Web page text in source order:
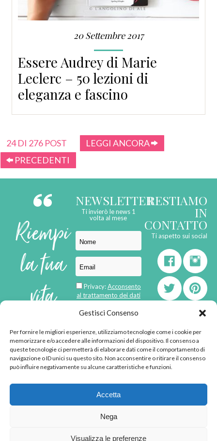
Gestisci Consenso
Per fornire le migliori esperienze, utilizziamo tecnologie come i cookie per
memorizzare e/o accedere alle informazioni del dispositivo. Il consenso a
queste tecnologie ci permetterà di elaborare dati come il comportamento di
navigazione o ID unici su questo sito. Non acconsentire o ritirare il consenso
può influire negativamente su alcune caratteristiche e funzioni.
Accetta
Nega
Visualizza le preferenze
20 Settembre 2017
Essere Audrey di Marie
Leclerc – 50 lezioni di
eleganza e fascino
24 DI 276 POST
LEGGI ANCORA
PRECEDENTI
Riempi
la tua
vita
di
emozioni
P.IVA 02592570036 -
NEWSLETTER
Ti invierò le news 1
volta al mese
Privacy:Acconsento
al trattamento dei dati
RESTIAMO
IN
CONTATTO
Ti aspetto sui social
born inMaMaStudiOs